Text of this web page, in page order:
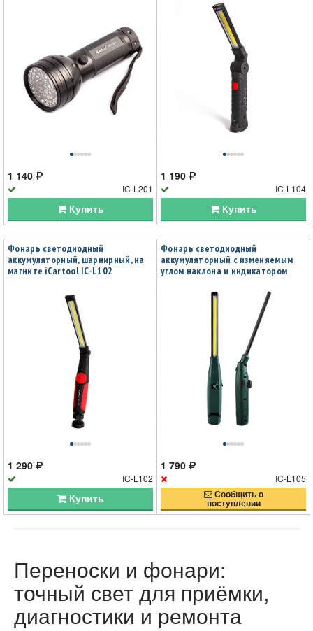
1 140
IC-L201
Купить
1 190
IC-L104
Купить
Фонарь светодиодный
аккумуляторный, шарнирный, на
магните iCartool IC-L102
1 290
IC-L102
Купить
Фонарь светодиодный
аккумуляторный с изменяемым
углом наклона и индикатором
1 790
IC-L105
Сообщить о
поступлении
Переноски и фонари:
точный свет для приёмки,
диагностики и ремонта